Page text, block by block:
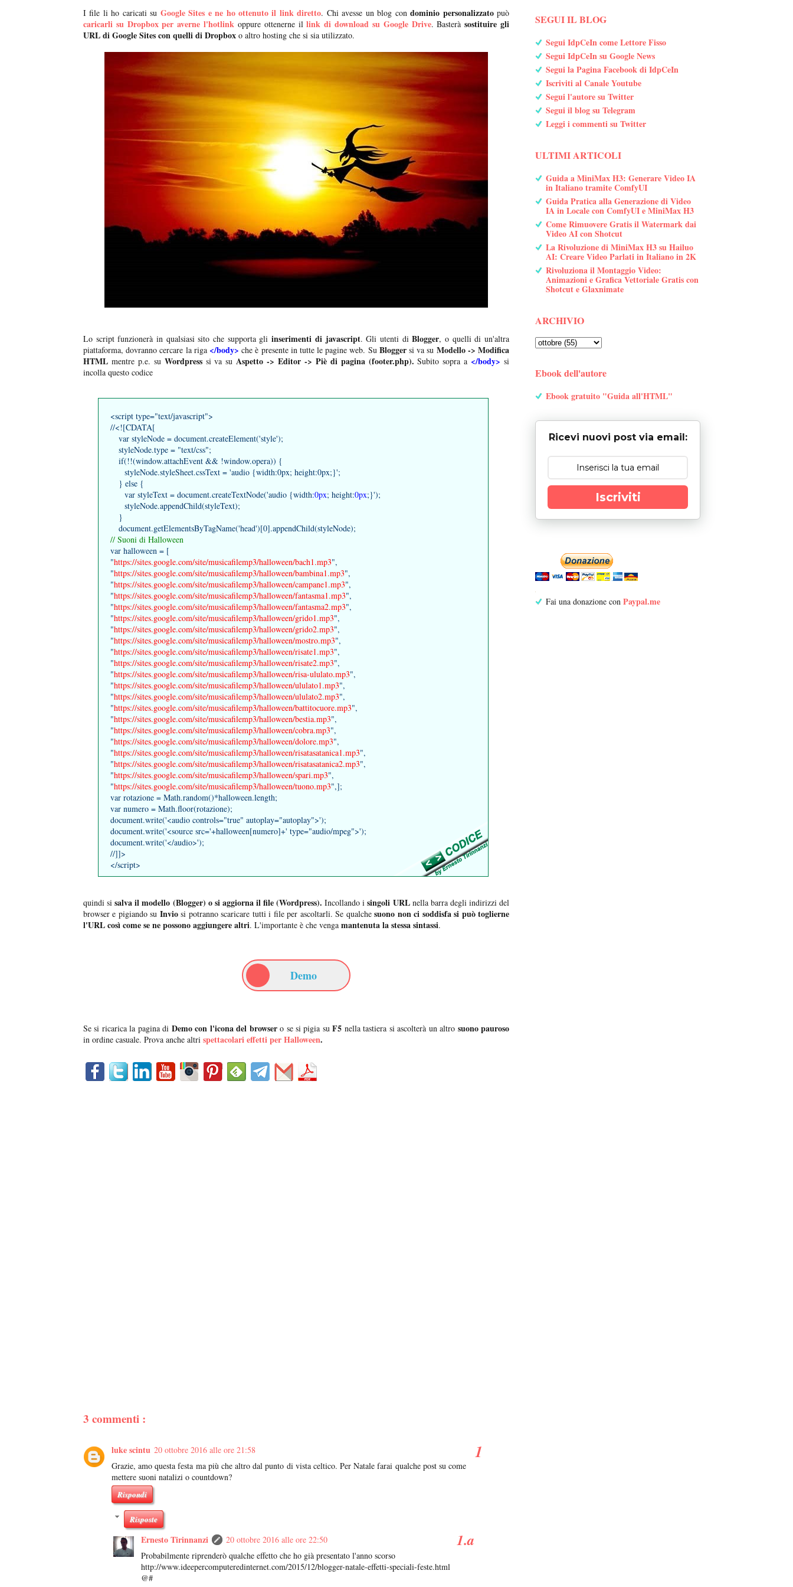
I file li ho caricati su Google Sites e ne ho ottenuto il link diretto. Chi avesse un blog condominio personalizzatopuò
caricarli su Dropbox per averne l'hotlink oppure ottenerne il link di download su Google Drive. Basteràsostituire gli
URL di Google Sites con quelli di Dropbox o altro hosting che si sia utilizzato.
Lo script funzionerà in qualsiasi sito che supporta gli inserimenti di javascript. Gli utenti diBlogger, o quelli di un'altra
piattaforma, dovranno cercare la riga </body> che è presente in tutte le pagine web. SuBloggersi va su Modello -> Modifica
HTML mentre p.e. suWordpresssi va suAspetto -> Editor -> Piè di pagina (footer.php). Subito sopra a </body> si
incolla questo codice
<script type="text/javascript">
//<![CDATA[
var styleNode = document.createElement('style');
styleNode.type = "text/css";
if(!!(window.attachEvent && !window.opera)) {
styleNode.styleSheet.cssText = 'audio {width:0px; height:0px;}';
} else {
var styleText = document.createTextNode('audio {width:0px; height:0px;}');
styleNode.appendChild(styleText);
}
document.getElementsByTagName('head')[0].appendChild(styleNode);
// Suoni di Halloween
var halloween = [
"https://sites.google.com/site/musicafilemp3/halloween/bach1.mp3",
"https://sites.google.com/site/musicafilemp3/halloween/bambina1.mp3",
"https://sites.google.com/site/musicafilemp3/halloween/campane1.mp3",
"https://sites.google.com/site/musicafilemp3/halloween/fantasma1.mp3",
"https://sites.google.com/site/musicafilemp3/halloween/fantasma2.mp3",
"https://sites.google.com/site/musicafilemp3/halloween/grido1.mp3",
"https://sites.google.com/site/musicafilemp3/halloween/grido2.mp3",
"https://sites.google.com/site/musicafilemp3/halloween/mostro.mp3",
"https://sites.google.com/site/musicafilemp3/halloween/risate1.mp3",
"https://sites.google.com/site/musicafilemp3/halloween/risate2.mp3",
"https://sites.google.com/site/musicafilemp3/halloween/risa-ululato.mp3",
"https://sites.google.com/site/musicafilemp3/halloween/ululato1.mp3",
"https://sites.google.com/site/musicafilemp3/halloween/ululato2.mp3",
"https://sites.google.com/site/musicafilemp3/halloween/battitocuore.mp3",
"https://sites.google.com/site/musicafilemp3/halloween/bestia.mp3",
"https://sites.google.com/site/musicafilemp3/halloween/cobra.mp3",
"https://sites.google.com/site/musicafilemp3/halloween/dolore.mp3",
"https://sites.google.com/site/musicafilemp3/halloween/risatasatanica1.mp3",
"https://sites.google.com/site/musicafilemp3/halloween/risatasatanica2.mp3",
"https://sites.google.com/site/musicafilemp3/halloween/spari.mp3",
"https://sites.google.com/site/musicafilemp3/halloween/tuono.mp3",];
var rotazione = Math.random()*halloween.length;
var numero = Math.floor(rotazione);
document.write('<audio controls="true" autoplay="autoplay">');
document.write('<source src='+halloween[numero]+' type="audio/mpeg">');
document.write('</audio>');
//]]>
</script>
quindi sisalva il modello (Blogger) o si aggiorna il file (Wordpress).Incollando isingoli URLnella barra degli indirizzi del
browser e pigiando su Inviosi potranno scaricare tutti i file per ascoltarli. Se qualchesuono non ci soddisfa si può toglierne
l'URL così come se ne possono aggiungere altri. L'importante è che venga mantenuta la stessa sintassi.
Demo
Se si ricarica la pagina di Demo con l'icona del browsero se si pigia suF5 nella tastiera si ascolterà un altro suono pauroso
in ordine casuale. Prova anche altri spettacolari effetti per Halloween.
3 commenti :
luke scintu 20 ottobre 2016 alle ore 21:58
Grazie, amo questa festa ma più che altro dal punto di vista celtico. Per Natale farai qualche post su come
mettere suoni natalizi o countdown?
Rispondi
Risposte
Ernesto Tirinnanzi
20 ottobre 2016 alle ore 22:50
Probabilmente riprenderò qualche effetto che ho già presentato l'anno scorso
http://www.ideepercomputeredinternet.com/2015/12/blogger-natale-effetti-speciali-feste.html
@#
SEGUI IL BLOG
Segui IdpCeIn come Lettore Fisso
Segui IdpCeIn su Google News
Segui la Pagina Facebook di IdpCeIn
Iscriviti al Canale Youtube
Segui l'autore su Twitter
Segui il blog su Telegram
Leggi i commenti su Twitter
ULTIMI ARTICOLI
Guida a MiniMax H3: Generare Video IA
in Italiano tramite ComfyUI
Guida Pratica alla Generazione di Video
IA in Locale con ComfyUI e MiniMax H3
Come Rimuovere Gratis il Watermark dai
Video AI con Shotcut
La Rivoluzione di MiniMax H3 su Hailuo
AI: Creare Video Parlati in Italiano in 2K
Rivoluziona il Montaggio Video:
Animazioni e Grafica Vettoriale Gratis con
Shotcut e Glaxnimate
ARCHIVIO
Ebook dell'autore
Ebook gratuito "Guida all'HTML"
Ricevi nuovi post via email:
Iscriviti
Fai una donazione con Paypal.me